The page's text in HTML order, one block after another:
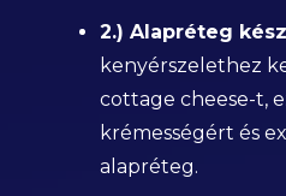
2.) Alapréteg
kenyérszelethez
cottage cheese-t,
krémességért és
alapréteg.